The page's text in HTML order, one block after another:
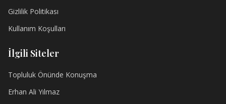
Gizlilik Politikası
Kullanım Koşulları
İlgili Siteler
Topluluk Önünde Konuşma
Erhan Ali Yılmaz